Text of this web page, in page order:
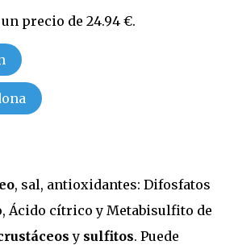
precio de 24.94 €.
, sal, antioxidantes: Difosfatos
Ácido cítrico y Metabisulfito de
y sulfitos. Puede